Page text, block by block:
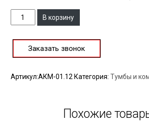
КоличествоВ корзину
Заказать звонок
Артикул:АКМ-01.12 Категория: Тумбы и
Похожие